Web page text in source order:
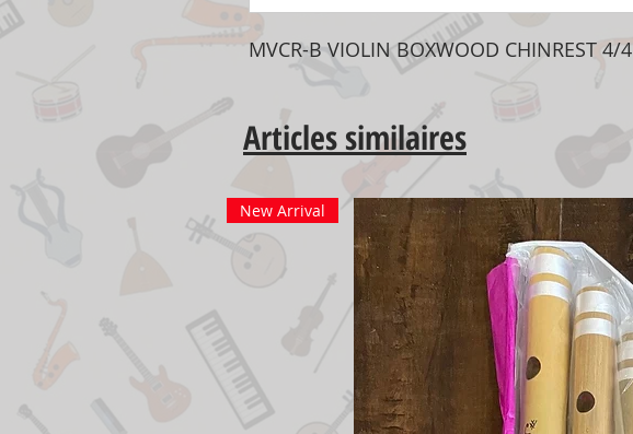
MVCR-B VIOLIN BOXWOOD CHINREST 4/4
Articles similaires
New Arrival